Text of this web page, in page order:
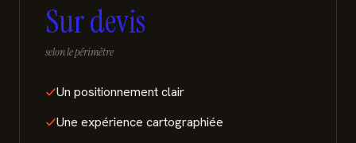
Sur devis
selon le périmètre
Un positionnement clair
Une expérience cartographiée